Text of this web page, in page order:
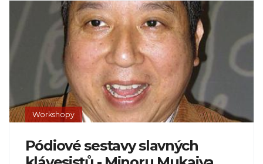
Workshopy
Pódiové sestavy slavných